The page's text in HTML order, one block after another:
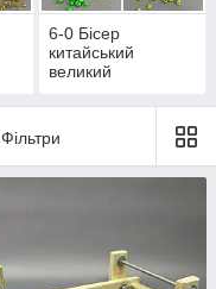
6-0 Бісер
китайський
великий
Фільтри